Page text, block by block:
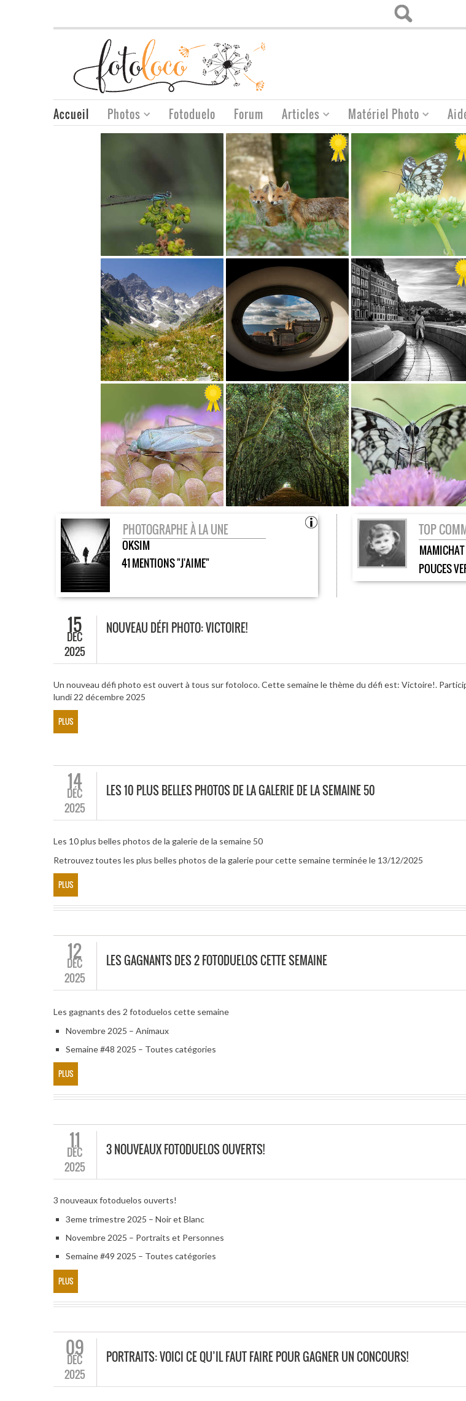
Accueil Photos Fotoduelo Forum Articles Matériel Photo
PHOTOGRAPHE À LA UNE
OKSIM
41 MENTIONS "J'AIME"
TOP
MAMICHAT
POUCES
15
DÉC
2025
NOUVEAU DÉFI PHOTO: VICTOIRE!
Un nouveau défi photo est ouvert à tous sur fotoloco. Cette semaine le thème du défi est: Victoire!.
lundi 22 décembre 2025
PLUS
14
DÉC
2025
LES 10 PLUS BELLES PHOTOS DE LA GALERIE DE LA SEMAINE 50
Les 10 plus belles photos de la galerie de la semaine 50
Retrouvez toutes les plus belles photos de la galerie pour cette semaine terminée le 13/12/2025
PLUS
12
DÉC
2025
LES GAGNANTS DES 2 FOTODUELOS CETTE SEMAINE
Les gagnants des 2 fotoduelos cette semaine
Novembre 2025 – Animaux
Semaine #48 2025 – Toutes catégories
PLUS
11
DÉC
2025
3 NOUVEAUX FOTODUELOS OUVERTS!
3 nouveaux fotoduelos ouverts!
3eme trimestre 2025 – Noir et Blanc
Novembre 2025 – Portraits et Personnes
Semaine #49 2025 – Toutes catégories
PLUS
09
DÉC
2025
PORTRAITS: VOICI CE QU’IL FAUT FAIRE POUR GAGNER UN CONCOURS!